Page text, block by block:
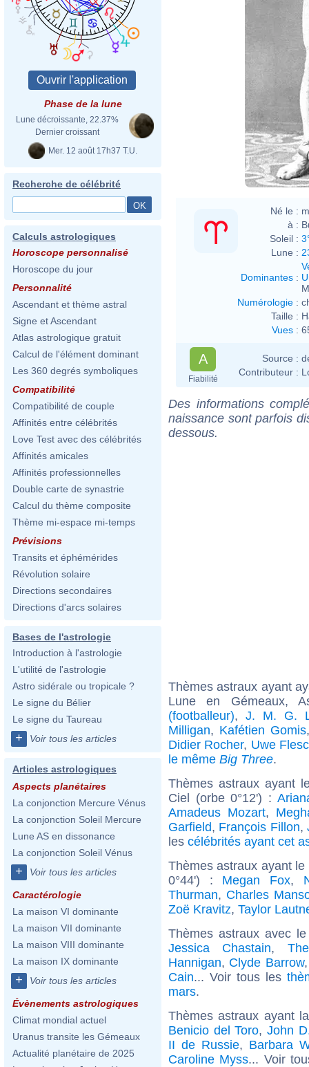
Phase de la lune
Lune décroissante, 22.37%
Dernier croissant
Mer. 12 août 17h37 T.U.
Recherche de célébrité
Calculs astrologiques
Horoscope personnalisé
Horoscope du jour
Personnalité
Ascendant et thème astral
Signe et Ascendant
Atlas astrologique gratuit
Calcul de l'élément dominant
Les 360 degrés symboliques
Compatibilité
Compatibilité de couple
Affinités entre célébrités
Love Test avec des célébrités
Affinités amicales
Affinités professionnelles
Double carte de synastrie
Calcul du thème composite
Thème mi-espace mi-temps
Prévisions
Transits et éphémérides
Révolution solaire
Directions secondaires
Directions d'arcs solaires
Bases de l'astrologie
Introduction à l'astrologie
L'utilité de l'astrologie
Astro sidérale ou tropicale ?
Le signe du Bélier
Le signe du Taureau
+ Voir tous les articles
Articles astrologiques
Aspects planétaires
La conjonction Mercure Vénus
La conjonction Soleil Mercure
Lune AS en dissonance
La conjonction Soleil Vénus
+ Voir tous les articles
Caractérologie
La maison VI dominante
La maison VII dominante
La maison VIII dominante
La maison IX dominante
+ Voir tous les articles
Évènements astrologiques
Climat mondial actuel
Uranus transite les Gémeaux
Actualité planétaire de 2025
Né le :
à :
Soleil :
Lune :
Dominantes :
Numérologie :
Taille :
Vues :
A
Fiabilité
Source :
Contributeur :
Des informations
naissance sont parfois
dessous.
Thèmes astraux ayant
Lune en Gémeaux,
(footballeur), J. M. G.
Milligan, Kafétien Gomis
Didier Rocher, Uwe
le même Big Three.
Thèmes astraux ayant
Ciel (orbe 0°12') :
Amadeus Mozart,
Garfield, François Fillon,
les célébrités ayant cet
Thèmes astraux ayant
0°44') : Megan Fox,
Thurman, Charles
Zoë Kravitz, Taylor
Thèmes astraux avec
Jessica Chastain,
Hannigan, Clyde Barrow
Cain... Voir tous les
mars.
Thèmes astraux ayant
Benicio del Toro, John
II de Russie, Barbara
Caroline Myss... Voir